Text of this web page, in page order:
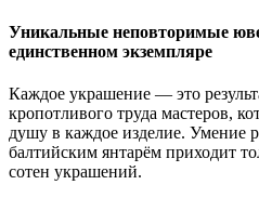
Уникальные неповторимые
единственном экземпляре
Каждое украшение — это
кропотливого труда мастеров,
душу в каждое изделие. Умение
балтийским янтарём приходит
сотен украшений.